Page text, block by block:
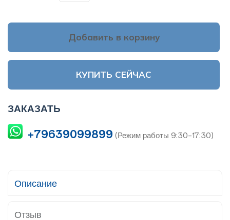
Добавить в корзину
КУПИТЬ СЕЙЧАС
ЗАКАЗАТЬ
+79639099899 (Режим работы 9:30-17:30)
Описание
Отзыв